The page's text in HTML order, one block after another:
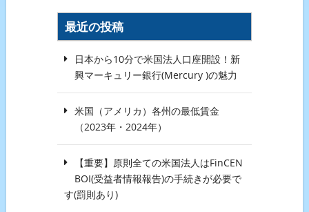
最近の投稿
日本から10分で米国法人口座開設！新
興マーキュリー銀行(Mercury )の魅力
米国（アメリカ）各州の最低賃金
（2023年・2024年）
【重要】原則全ての米国法人はFinCEN
BOI(受益者情報報告)の手続きが必要で
す(罰則あり)